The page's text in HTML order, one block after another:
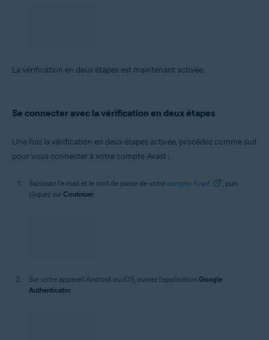
La vérification en deux étapes est maintenant activée.
Se connecter avec la vérification en deux étapes
Une fois la vérification en deux étapes activée, procédez comme suit
pour vous connecter à votre compte Avast :
Saisissez l’e-mail et le mot de passe de votre compte Avast
, puis
cliquez sur Continuer
Sur votre appareil Android ou iOS, ouvrez l’application Google
Authenticator